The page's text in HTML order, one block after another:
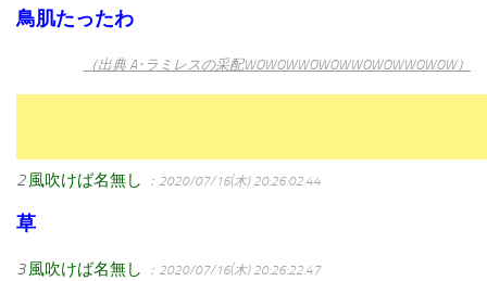
鳥肌たったわ
（出典 A･ラミレスの采配WOWOWWOWOWWOWOWWOWOW）
2 風吹けば名無し ：2020/07/16(木) 20:26:02.44
草
3 風吹けば名無し ：2020/07/16(木) 20:26:22.47